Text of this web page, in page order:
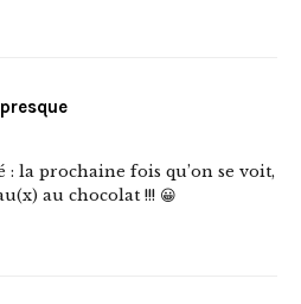
: la prochaine fois qu’on se voit,
au chocolat !!! 😀